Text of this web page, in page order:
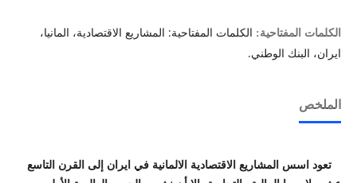
الكلمات المفتاحية: الكلمات المفتاحية: المشاريع الاقتصادية، المانيا،
ايران، البنك الوطني.
الملخص
تعود اسس المشاريع الاقتصادية الالمانية في ايران إلى القرن التاسع